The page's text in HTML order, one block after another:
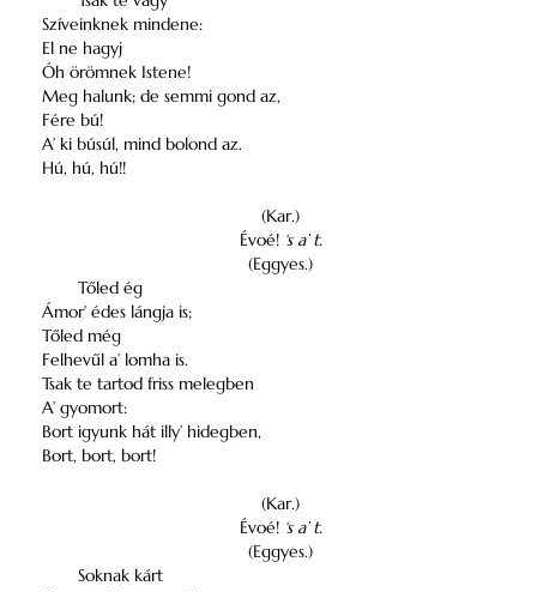
Szíveinknek mindene:
El ne hagyj
Óh örömnek Istene!
Meg halunk; de semmi gond az,
Fére bú!
A’ ki búsúl, mind bolond az.
Hú, hú, hú!!
(Kar.)
Évoé! ‘s a’ t.
(Eggyes.)
Tőled ég
Ámor’ édes lángja is;
Tőled még
Felhevűl a’ lomha is.
Tsak te tartod friss melegben
A’ gyomort:
Bort igyunk hát illy’ hidegben,
Bort, bort, bort!
(Kar.)
Évoé! ‘s a’ t.
(Eggyes.)
Soknak kárt